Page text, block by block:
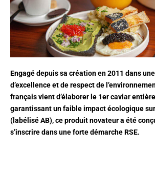
Engagé depuis sa création en 2011 dans
d’excellence et de respect de
français vient d’élaborer le 1er caviar
garantissant un faible impact écologique
(labélisé AB), ce produit novateur a été
s’inscrire dans une forte démarche RSE.